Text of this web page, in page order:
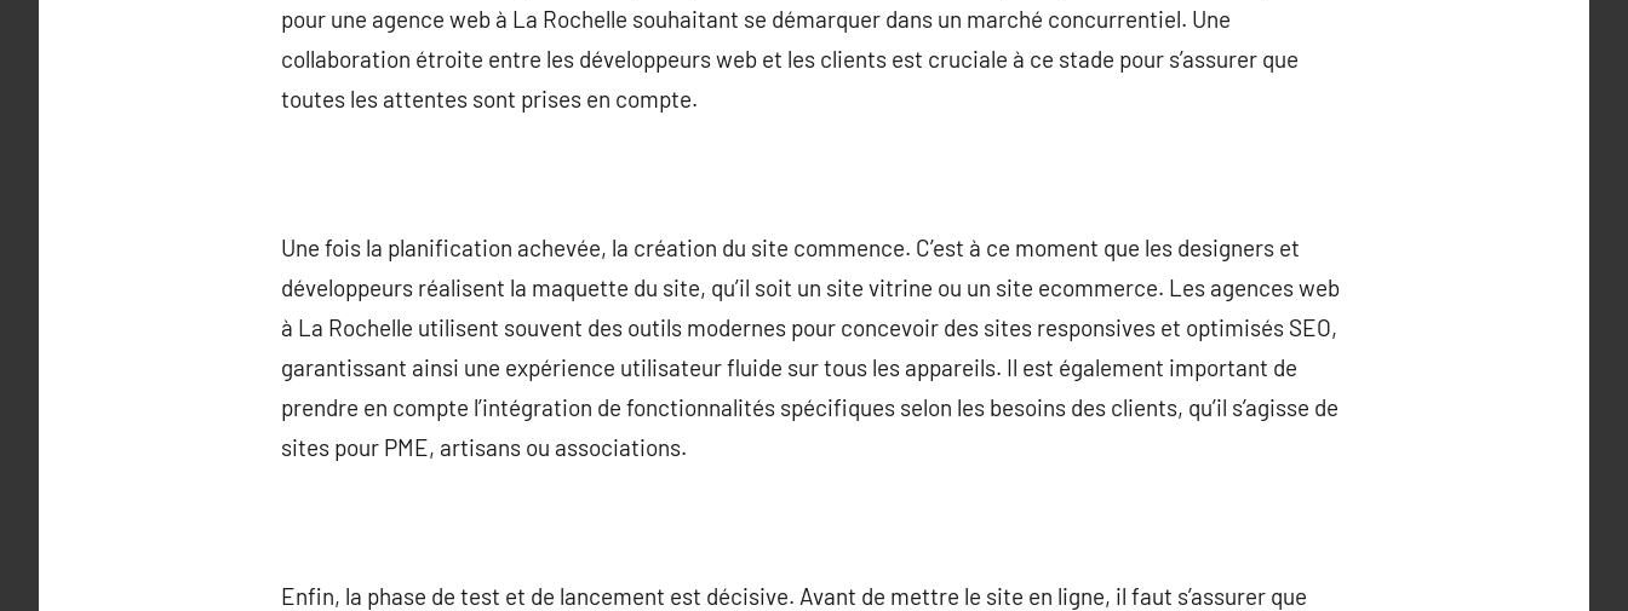
pour une agence web à La Rochelle souhaitant se démarquer dans un marché concurrentiel. Une
collaboration étroite entre les développeurs web et les clients est cruciale à ce stade pour s’assurer que
toutes les attentes sont prises en compte.
Une fois la planification achevée, la création du site commence. C’est à ce moment que les designers et
développeurs réalisent la maquette du site, qu’il soit un site vitrine ou un site ecommerce. Les agences web
à La Rochelle utilisent souvent des outils modernes pour concevoir des sites responsives et optimisés SEO,
garantissant ainsi une expérience utilisateur fluide sur tous les appareils. Il est également important de
prendre en compte l’intégration de fonctionnalités spécifiques selon les besoins des clients, qu’il s’agisse de
sites pour PME, artisans ou associations.
Enfin, la phase de test et de lancement est décisive. Avant de mettre le site en ligne, il faut s’assurer que